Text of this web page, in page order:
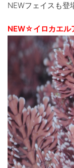
NEWフェイスも登
NEW☆イロカエル